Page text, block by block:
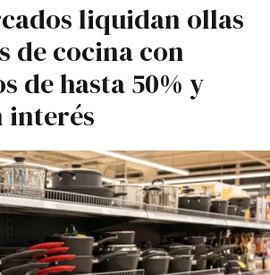
liquidan ollas
de cocina con
de hasta 50% y
interés